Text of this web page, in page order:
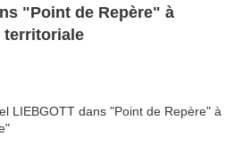
"Point de Repère" à
territoriale